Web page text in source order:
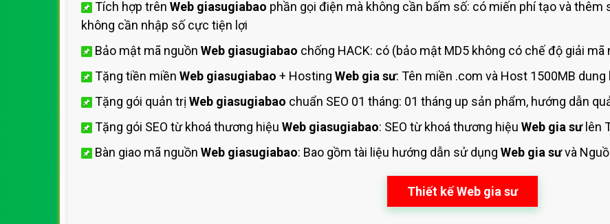
Tích hợp trên Web giasugiabao phần gọi điện mà không cần bấm số: có miến phí tạo và thêm
không cần nhập số cực tiện lợi
Bảo mật mã nguồn Web giasugiabao chống HACK: có (bảo mật MD5 không có chế độ giải mã
Tặng tiền miền Web giasugiabao + Hosting Web gia sư: Tên miền .com và Host 1500MB
Tặng gói quản trị Web giasugiabao chuẩn SEO 01 tháng: 01 tháng up sản phẩm, hướng dẫn
Tặng gói SEO từ khoá thương hiệu Web giasugiabao: SEO từ khoá thương hiệu Web gia sưlên
Bàn giao mã nguồn Web giasugiabao: Bao gồm tài liệu hướng dẫn sử dụng Web gia sưvà
Thiết kế Web gia sư